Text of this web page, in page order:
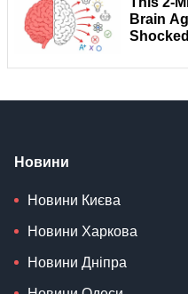
Новини
Новини Києва
Новини Харкова
Новини Дніпра